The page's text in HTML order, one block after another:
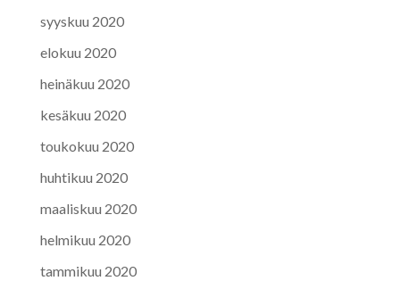
syyskuu 2020
elokuu 2020
heinäkuu 2020
kesäkuu 2020
toukokuu 2020
huhtikuu 2020
maaliskuu 2020
helmikuu 2020
tammikuu 2020